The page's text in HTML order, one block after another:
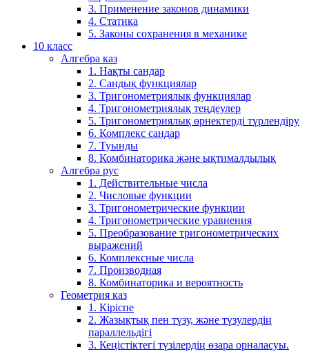
3. Применение законов динамики
4. Статика
5. Законы сохранения в механике
10 класс
Алгебра каз
1. Нақты сандар
2. Сандық функциялар
3. Тригонометриялық функциялар
4. Тригонометриялық теңдеулер
5. Тригонометриялық өрнектерді түрлендіру
6. Комплекс сандар
7. Туынды
8. Комбинаторика және ықтималдылық
Алгебра рус
1. Действительные числа
2. Числовые функции
3. Тригонометрические функции
4. Тригонометрические уравнения
5. Преобразование тригонометрических
выражений
6. Комплексные числа
7. Производная
8. Комбинаторика и вероятность
Геометрия каз
1. Кіріспе
2. Жазықтық пен түзу, және түзулердің
параллельдігі
3. Кеңістіктегі түзілердің өзара орналасуы.